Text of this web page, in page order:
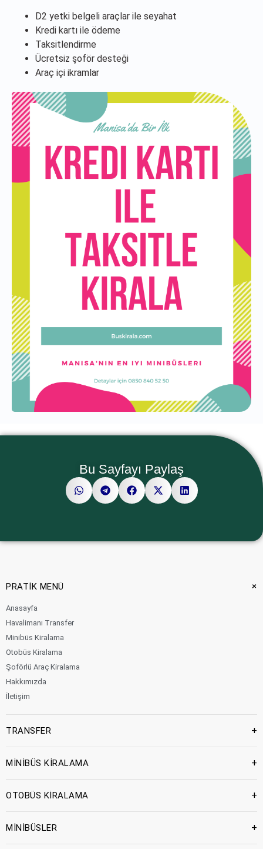
D2 yetki belgeli araçlar ile seyahat
Kredi kartı ile ödeme
Taksitlendirme
Ücretsiz şoför desteği
Araç içi ikramlar
Bu Sayfayı Paylaş
PRATİK MENÜ +
Anasayfa
Havalimanı Transfer
Minibüs Kiralama
Otobüs Kiralama
Şoförlü Araç Kiralama
Hakkımızda
İletişim
TRANSFER +
MİNİBÜS KİRALAMA +
OTOBÜS KİRALAMA +
MİNİBÜSLER +